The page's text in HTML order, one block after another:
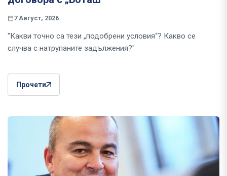
7 Август, 2026
"Какви точно са тези „подобрени условия“? Какво се
случва с натрупаните задължения?"
Прочети